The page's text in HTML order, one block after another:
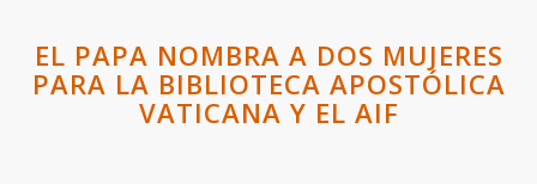
EL PAPA NOMBRA A DOS MUJERES
PARA LA BIBLIOTECA APOSTÓLICA
VATICANA Y EL AIF